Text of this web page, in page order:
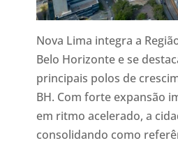
Nova Lima integra a
Belo Horizonte e se
principais polos de
BH. Com forte expansão
em ritmo acelerado, a
consolidando como